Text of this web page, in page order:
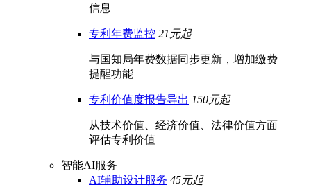
信息
专利年费监控 21元起
与国知局年费数据同步更新，增加缴费
提醒功能
专利价值度报告导出 150元起
从技术价值、经济价值、法律价值方面
评估专利价值
智能AI服务
AI辅助设计服务 45元起